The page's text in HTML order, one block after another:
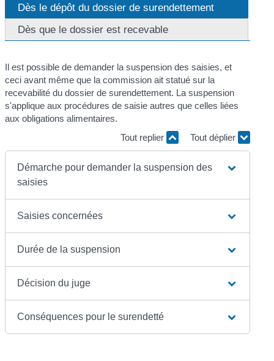
Dès le dépôt du dossier de surendettement
Dès que le dossier est recevable
Il est possible de demander la suspension des saisies, et
ceci avant même que la commission ait statué sur la
recevabilité du dossier de surendettement. La suspension
s'applique aux procédures de saisie autres que celles liées
aux obligations alimentaires.
Tout replier
Tout déplier
Démarche pour demander la suspension des
saisies
Saisies concernées
Durée de la suspension
Décision du juge
Conséquences pour le surendetté